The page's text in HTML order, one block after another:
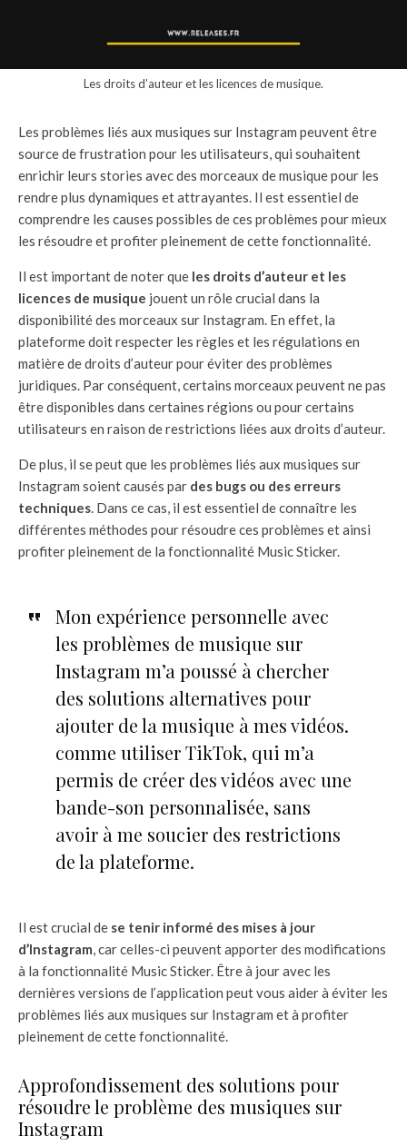
Les droits d’auteur et les licences de musique.
Les problèmes liés aux musiques sur Instagram peuvent être
source de frustration pour les utilisateurs, qui souhaitent
enrichir leurs stories avec des morceaux de musique pour les
rendre plus dynamiques et attrayantes. Il est essentiel de
comprendre les causes possibles de ces problèmes pour mieux
les résoudre et profiter pleinement de cette fonctionnalité.
Il est important de noter que les droits d’auteur et les
licences de musique jouent un rôle crucial dans la
disponibilité des morceaux sur Instagram. En effet, la
plateforme doit respecter les règles et les régulations en
matière de droits d’auteur pour éviter des problèmes
juridiques. Par conséquent, certains morceaux peuvent ne pas
être disponibles dans certaines régions ou pour certains
utilisateurs en raison de restrictions liées aux droits d’auteur.
De plus, il se peut que les problèmes liés aux musiques sur
Instagram soient causés par des bugs ou des erreurs
techniques. Dans ce cas, il est essentiel de connaître les
différentes méthodes pour résoudre ces problèmes et ainsi
profiter pleinement de la fonctionnalité Music Sticker.
Mon expérience personnelle avec
les problèmes de musique sur
Instagram m’a poussé à chercher
des solutions alternatives pour
ajouter de la musique à mes vidéos.
comme utiliser TikTok, qui m’a
permis de créer des vidéos avec une
bande-son personnalisée, sans
avoir à me soucier des restrictions
de la plateforme.
Il est crucial de se tenir informé des mises à jour
d’Instagram, car celles-ci peuvent apporter des modifications
à la fonctionnalité Music Sticker. Être à jour avec les
dernières versions de l’application peut vous aider à éviter les
problèmes liés aux musiques sur Instagram et à profiter
pleinement de cette fonctionnalité.
Approfondissement des solutions pour
résoudre le problème des musiques sur
Instagram